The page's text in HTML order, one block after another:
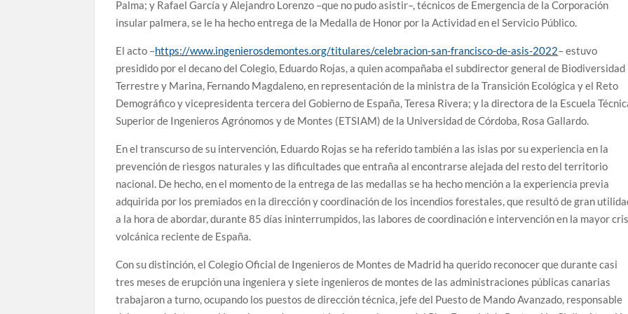
Palma; y Rafael García y Alejandro Lorenzo –que no pudo asistir–, técnicos de Emergencia de la Corporación
insular palmera, se le ha hecho entrega de la Medalla de Honor por la Actividad en el Servicio Público.
El acto –https://www.ingenierosdemontes.org/titulares/celebracion-san-francisco-de-asis-2022– estuvo
presidido por el decano del Colegio, Eduardo Rojas, a quien acompañaba el subdirector general de Biodiversidad
Terrestre y Marina, Fernando Magdaleno, en representación de la ministra de la Transición Ecológica y el Reto
Demográfico y vicepresidenta tercera del Gobierno de España, Teresa Rivera; y la directora de la Escuela
Superior de Ingenieros Agrónomos y de Montes (ETSIAM) de la Universidad de Córdoba, Rosa Gallardo.
En el transcurso de su intervención, Eduardo Rojas se ha referido también a las islas por su experiencia en la
prevención de riesgos naturales y las dificultades que entraña al encontrarse alejada del resto del territorio
nacional. De hecho, en el momento de la entrega de las medallas se ha hecho mención a la experiencia previa
adquirida por los premiados en la dirección y coordinación de los incendios forestales, que resultó de gran
a la hora de abordar, durante 85 días ininterrumpidos, las labores de coordinación e intervención en la mayor
volcánica reciente de España.
Con su distinción, el Colegio Oficial de Ingenieros de Montes de Madrid ha querido reconocer que durante casi
tres meses de erupción una ingeniera y siete ingenieros de montes de las administraciones públicas canarias
trabajaron a turno, ocupando los puestos de dirección técnica, jefe del Puesto de Mando Avanzado, responsable